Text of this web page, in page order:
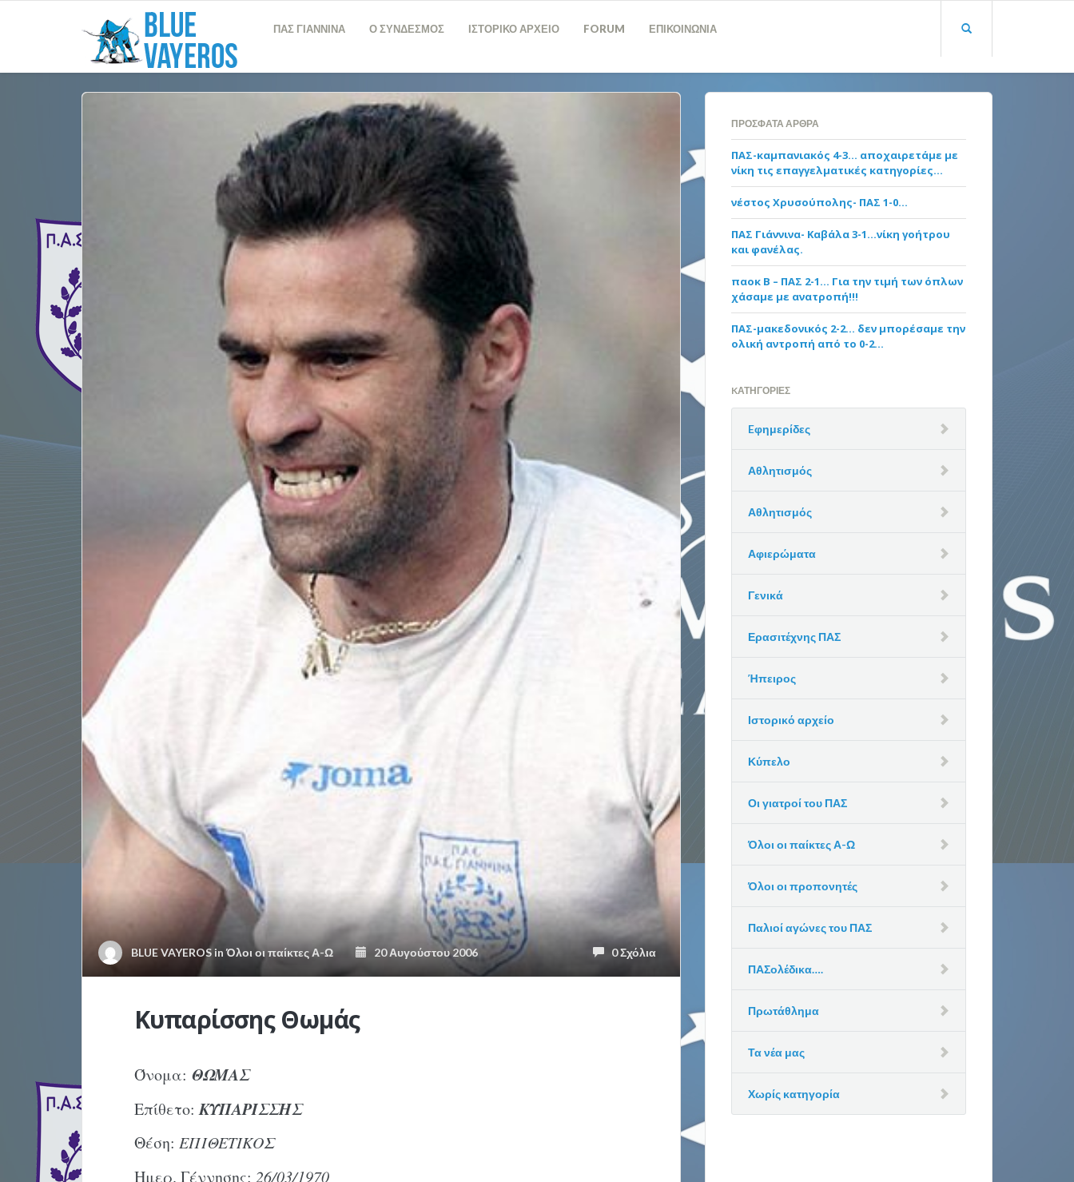
ΠΑΣ ΓΙΑΝΝΙΝΑ Ο ΣΥΝΔΕΣΜΟΣ ΙΣΤΟΡΙΚΟ ΑΡΧΕΙΟ FORUM ΕΠΙΚΟΙΝΩΝΙΑ
BLUE VAYEROS inΌλοι οι παίκτες Α-Ω 20 Αυγούστου 2006 0 Σχόλια
Κυπαρίσσης Θωμάς
Όνομα: ΘΩΜΑΣ
Επίθετο: ΚΥΠΑΡΙΣΣΗΣ
Θέση: ΕΠΙΘΕΤΙΚΟΣ
Ημερ. Γέννησης: 26/03/1970
ΠΡΌΣΦΑΤΑ ΆΡΘΡΑ
ΠΑΣ-καμπανιακός 4-3… αποχαιρετάμε με
νίκη τις επαγγελματικές κατηγορίες…
νέστος Χρυσούπολης- ΠΑΣ 1-0…
ΠΑΣ Γιάννινα- Καβάλα 3-1…νίκη γοήτρου
και φανέλας.
παοκ Β – ΠΑΣ 2-1… Για την τιμή των όπλων
χάσαμε με ανατροπή!!!
ΠΑΣ-μακεδονικός 2-2… δεν μπορέσαμε την
ολική αντροπή από το 0-2…
KΑΤΗΓΟΡΊΕΣ
Eφημερίδες
Αθλητισμός
Αθλητισμός
Αφιερώματα
Γενικά
Ερασιτέχνης ΠΑΣ
Ήπειρος
Ιστορικό αρχείο
Κύπελο
Οι γιατροί του ΠΑΣ
Όλοι οι παίκτες Α-Ω
Όλοι οι προπονητές
Παλιοί αγώνες του ΠΑΣ
ΠΑΣολέδικα….
Πρωτάθλημα
Τα νέα μας
Χωρίς κατηγορία